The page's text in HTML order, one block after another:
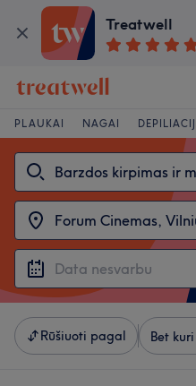
Treatwell
PLAUKAI NAGAI
Rūšiuoti pagal Bet